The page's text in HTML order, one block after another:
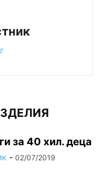
за 40 хил. деца
- 02/07/2019